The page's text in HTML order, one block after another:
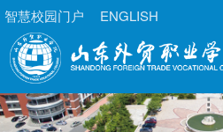
智慧校园门户 ENGLISH